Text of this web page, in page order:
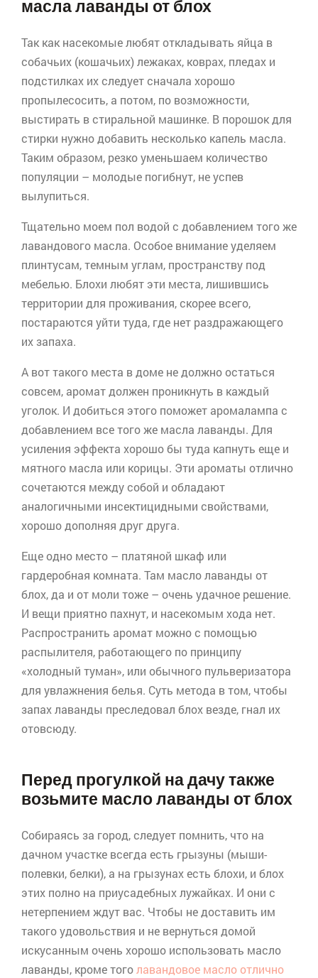
масла лаванды от блох
Так как насекомые любят откладывать яйца в
собачьих (кошачьих) лежаках, коврах, пледах и
подстилках их следует сначала хорошо
пропылесосить, а потом, по возможности,
выстирать в стиральной машинке. В порошок для
стирки нужно добавить несколько капель масла.
Таким образом, резко уменьшаем количество
популяции – молодые погибнут, не успев
вылупиться.
Тщательно моем пол водой с добавлением того же
лавандового масла. Особое внимание уделяем
плинтусам, темным углам, пространству под
мебелью. Блохи любят эти места, лишившись
территории для проживания, скорее всего,
постараются уйти туда, где нет раздражающего
их запаха.
А вот такого места в доме не должно остаться
совсем, аромат должен проникнуть в каждый
уголок. И добиться этого поможет аромалампа с
добавлением все того же масла лаванды. Для
усиления эффекта хорошо бы туда капнуть еще и
мятного масла или корицы. Эти ароматы отлично
сочетаются между собой и обладают
аналогичными инсектицидными свойствами,
хорошо дополняя друг друга.
Еще одно место – платяной шкаф или
гардеробная комната. Там масло лаванды от
блох, да и от моли тоже – очень удачное решение.
И вещи приятно пахнут, и насекомым хода нет.
Распространить аромат можно с помощью
распылителя, работающего по принципу
«холодный туман», или обычного пульверизатора
для увлажнения белья. Суть метода в том, чтобы
запах лаванды преследовал блох везде, гнал их
отовсюду.
Перед прогулкой на дачу также
возьмите масло лаванды от блох
Собираясь за город, следует помнить, что на
дачном участке всегда есть грызуны (мыши-
полевки, белки), а на грызунах есть блохи, и блох
этих полно на приусадебных лужайках. И они с
нетерпением ждут вас. Чтобы не доставить им
такого удовольствия и не вернуться домой
искусанным очень хорошо использовать масло
лаванды, кроме тоголавандовое масло отлично